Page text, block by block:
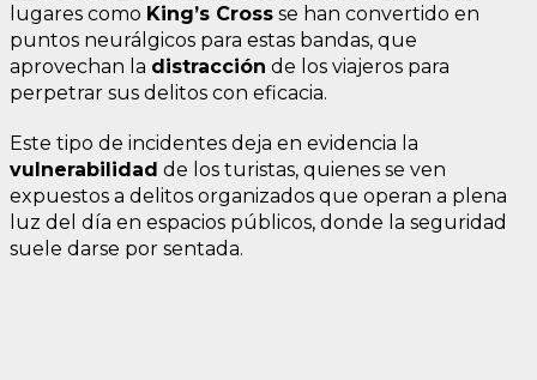
lugares como King’s Cross se han convertido en
puntos neurálgicos para estas bandas, que
aprovechan la distracción de los viajeros para
perpetrar sus delitos con eficacia.
Este tipo de incidentes deja en evidencia la
vulnerabilidad de los turistas, quienes se ven
expuestos a delitos organizados que operan a plena
luz del día en espacios públicos, donde la seguridad
suele darse por sentada.